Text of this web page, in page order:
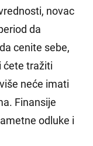
novac
da
cenite sebe,
ćete tražiti
neće imati
Finansije
odluke i